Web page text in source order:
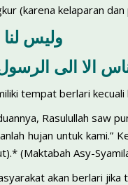
(karena kelaparan
وليس لنا
الا الى
tempat berlari
Rasulullah saw
hujan untuk
(Maktabah Asy-
akan berlari jika